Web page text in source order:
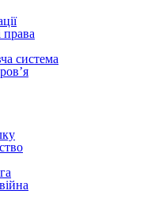
права
система